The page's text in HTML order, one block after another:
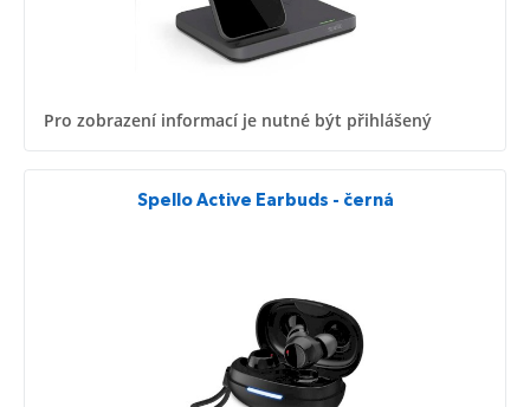
Pro zobrazení informací je nutné být přihlášený
Spello Active Earbuds - černá